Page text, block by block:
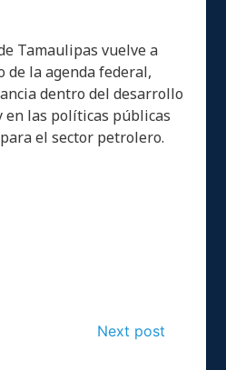
Tamaulipas vuelve a
de la agenda federal,
dentro del desarrollo
en las políticas públicas
el sector petrolero.
Next post